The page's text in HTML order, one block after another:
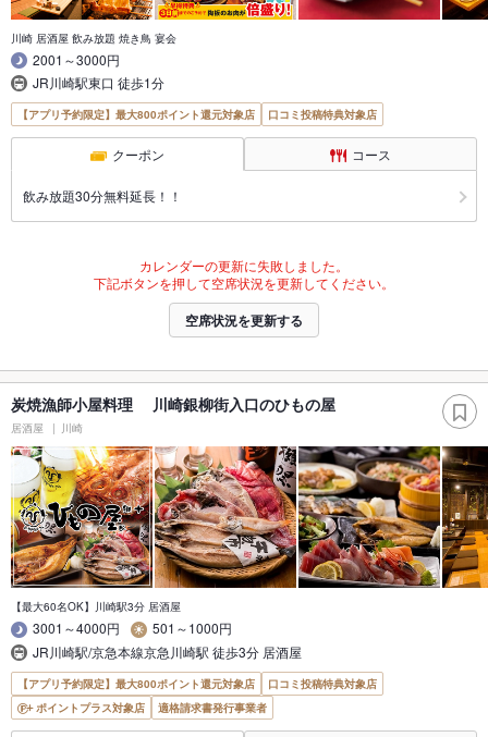
川崎 居酒屋 飲み放題 焼き鳥 宴会
2001～3000円
JR川崎駅東口 徒歩1分
【アプリ予約限定】最大800ポイント還元対象店 口コミ投稿特典対象店
クーポン コース
飲み放題30分無料延長！！
カレンダーの更新に失敗しました。
下記ボタンを押して空席状況を更新してください。
空席状況を更新する
炭焼漁師小屋料理 川崎銀柳街入口のひもの屋
居酒屋 川崎
【最大60名OK】川崎駅3分 居酒屋
3001～4000円
501～1000円
JR川崎駅/京急本線京急川崎駅 徒歩3分 居酒屋
【アプリ予約限定】最大800ポイント還元対象店
口コミ投稿特典対象店
ポイントプラス対象店
適格請求書発行事業者